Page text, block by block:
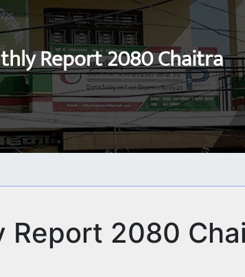
Report 2080 Chaitra
Report 2080